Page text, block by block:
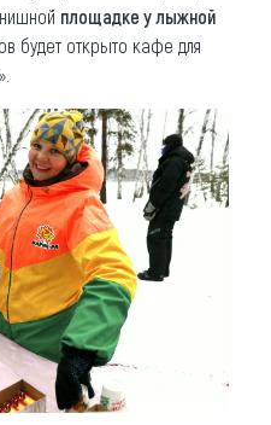
площадке у лыжной
будет открыто кафе для
».